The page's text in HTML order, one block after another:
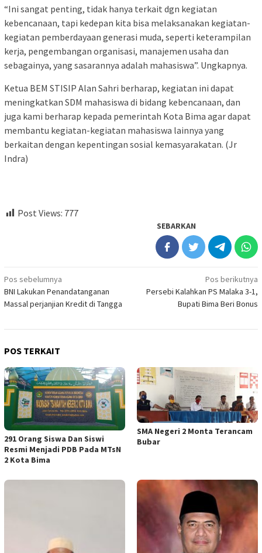
“Ini sangat penting, tidak hanya terkait dgn kegiatan
kebencanaan, tapi kedepan kita bisa melaksanakan kegiatan-
kegiatan pemberdayaan generasi muda, seperti keterampilan
kerja, pengembangan organisasi, manajemen usaha dan
sebagainya, yang sasarannya adalah mahasiswa”. Ungkapnya.
Ketua BEM STISIP Alan Sahri berharap, kegiatan ini dapat
meningkatkan SDM mahasiswa di bidang kebencanaan, dan
juga kami berharap kepada pemerintah Kota Bima agar dapat
membantu kegiatan-kegiatan mahasiswa lainnya yang
berkaitan dengan kepentingan sosial kemasyarakatan. (Jr
Indra)
Post Views: 777
SEBARKAN
Navigasi
pos
Pos sebelumnya
BNI Lakukan Penandatanganan
Massal perjanjian Kredit di Tangga
Pos berikutnya
Persebi Kalahkan PS Malaka 3-1,
Bupati Bima Beri Bonus
POS TERKAIT
291 Orang Siswa Dan Siswi
Resmi Menjadi PDB Pada MTsN
2 Kota Bima
SMA Negeri 2 Monta Terancam
Bubar